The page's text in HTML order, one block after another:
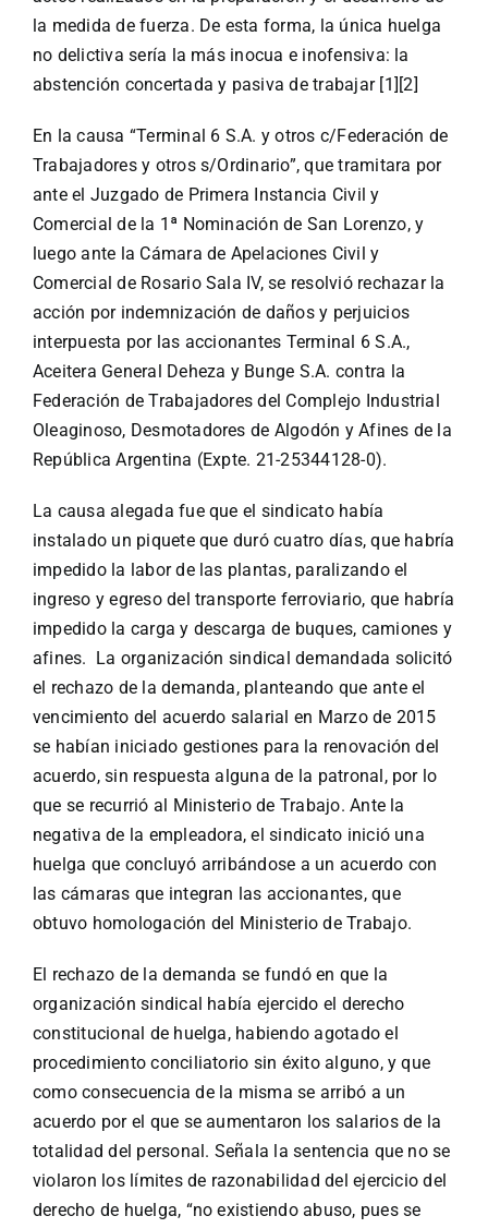
la medida de fuerza. De esta forma, la única huelga
no delictiva sería la más inocua e inofensiva: la
abstención concertada y pasiva de trabajar [1] [2]
En la causa “Terminal 6 S.A. y otros c/Federación de
Trabajadores y otros s/Ordinario”, que tramitara por
ante el Juzgado de Primera Instancia Civil y
Comercial de la 1ª Nominación de San Lorenzo, y
luego ante la Cámara de Apelaciones Civil y
Comercial de Rosario Sala IV, se resolvió rechazar la
acción por indemnización de daños y perjuicios
interpuesta por las accionantes Terminal 6 S.A.,
Aceitera General Deheza y Bunge S.A. contra la
Federación de Trabajadores del Complejo Industrial
Oleaginoso, Desmotadores de Algodón y Afines de la
República Argentina (Expte. 21-25344128-0).
La causa alegada fue que el sindicato había
instalado un piquete que duró cuatro días, que habría
impedido la labor de las plantas, paralizando el
ingreso y egreso del transporte ferroviario, que habría
impedido la carga y descarga de buques, camiones y
afines. La organización sindical demandada solicitó
el rechazo de la demanda, planteando que ante el
vencimiento del acuerdo salarial en Marzo de 2015
se habían iniciado gestiones para la renovación del
acuerdo, sin respuesta alguna de la patronal, por lo
que se recurrió al Ministerio de Trabajo. Ante la
negativa de la empleadora, el sindicato inició una
huelga que concluyó arribándose a un acuerdo con
las cámaras que integran las accionantes, que
obtuvo homologación del Ministerio de Trabajo.
El rechazo de la demanda se fundó en que la
organización sindical había ejercido el derecho
constitucional de huelga, habiendo agotado el
procedimiento conciliatorio sin éxito alguno, y que
como consecuencia de la misma se arribó a un
acuerdo por el que se aumentaron los salarios de la
totalidad del personal. Señala la sentencia que no se
violaron los límites de razonabilidad del ejercicio del
derecho de huelga, “no existiendo abuso, pues se